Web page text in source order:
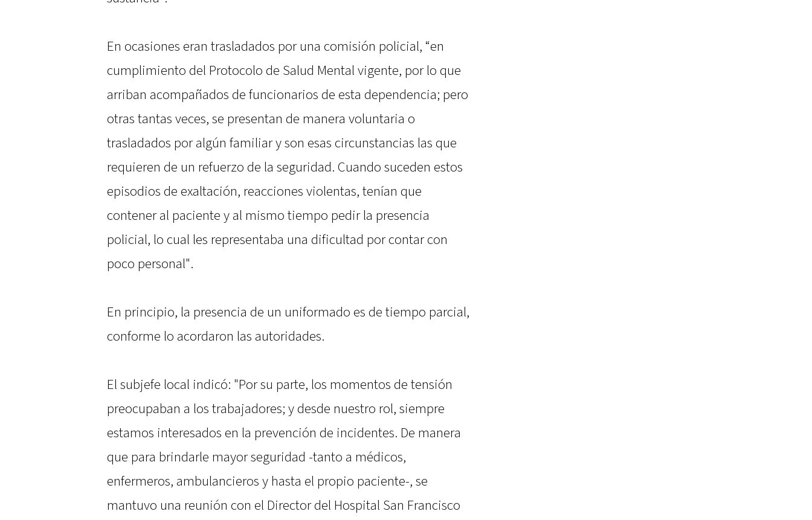
En ocasiones eran trasladados por una comisión policial, “en
cumplimiento del Protocolo de Salud Mental vigente, por lo que
arriban acompañados de funcionarios de esta dependencia; pero
otras tantas veces, se presentan de manera voluntaria o
trasladados por algún familiar y son esas circunstancias las que
requieren de un refuerzo de la seguridad. Cuando suceden estos
episodios de exaltación, reacciones violentas, tenían que
contener al paciente y al mismo tiempo pedir la presencia
policial, lo cual les representaba una dificultad por contar con
poco personal".
En principio, la presencia de un uniformado es de tiempo parcial,
conforme lo acordaron las autoridades.
El subjefe local indicó: "Por su parte, los momentos de tensión
preocupaban a los trabajadores; y desde nuestro rol, siempre
estamos interesados en la prevención de incidentes. De manera
que para brindarle mayor seguridad -tanto a médicos,
enfermeros, ambulancieros y hasta el propio paciente-, se
mantuvo una reunión con el Director del Hospital San Francisco